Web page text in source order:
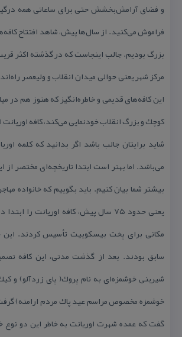
و فضای آرامش‌بخشش حتی برای ساعاتی همه
فراموش می‌كنید. از سال‌ها پیش، شاهد افتتاح
بزرگ بودیم. جالب اینجاست كه در گذشته اكثر
مركز شهر یعنی حوالی میدان انقلاب و ولیعصر
این كافه‌های قدیمی و خاطره‌انگیز كه هنوز هم در
كوچك و بزرگ انقلاب خودنمایی می‌كند، كافه
شاید برایتان جالب باشد اگر بدانید كه كلمه
می‌باشد. اما بهتر است ابتدا تاریخچه‌ای مختصر از
یعنی حدود ۷۵ سال پیش، كافه اوریانت را
مكانی برای پخت بیسكوییت تأسیس كردند. این
سابق بودند. بعد از گذشت مدتی، این كافه
شیرینی خوشمزه‌ای به نام پروك( پای زردآلو) و
خوشمزه مخصوص مراسم عید پاك مردم ارامنه)
گفت كه عمده شهرت اوریانت به خاطر این دو نوع